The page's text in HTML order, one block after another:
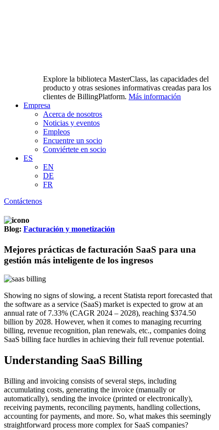
Explore la biblioteca MasterClass, las capacidades del
producto y otras sesiones informativas creadas para los
clientes de BillingPlatform. Más información
Empresa
Acerca de nosotros
Noticias y eventos
Empleos
Encuentre un socio
Conviértete en socio
ES
EN
DE
FR
Contáctenos
Blog: Facturación y monetización
Mejores prácticas de facturación SaaS para una
gestión más inteligente de los ingresos
Showing no signs of slowing, a recent Statista report forecasted that
the software as a service (SaaS) market is expected to grow at an
annual rate of 7.33% (CAGR 2024 – 2028), reaching $374.50
billion by 2028. However, when it comes to managing recurring
billing, revenue recognition, plan renewals, etc., companies doing
SaaS billing face hurdles in achieving their full revenue potential.
Understanding SaaS Billing
Billing and invoicing consists of several steps, including
accumulating costs, generating the invoice (manually or
automatically), sending the invoice (printed or electronically),
receiving payments, reconciling payments, handling collections,
accounting for payments, and more. So, what makes this seemingly
straightforward process more complex for SaaS companies?